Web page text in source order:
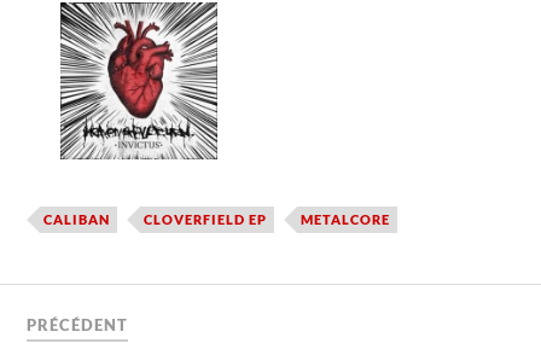
CALIBAN CLOVERFIELD EP METALCORE
PRÉCÉDENT